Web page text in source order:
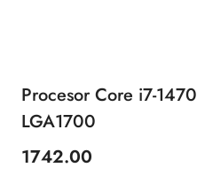
Procesor Core i7-
LGA1700
Price:
1742.00